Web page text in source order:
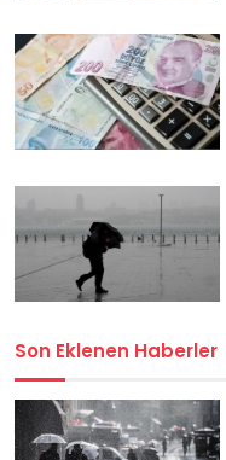
Son Eklenen Haberler